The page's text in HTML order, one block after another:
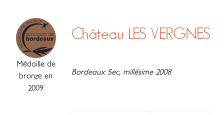
Médaille de
bronze en
2009
Château LES VERGNES
Bordeaux Sec, millésime 2008